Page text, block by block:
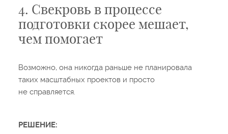
4. Свекровь в процессе
подготовки скорее мешает,
чем помогает
Возможно, она никогда раньше не планировала
таких масштабных проектов и просто
не справляется.
РЕШЕНИЕ: